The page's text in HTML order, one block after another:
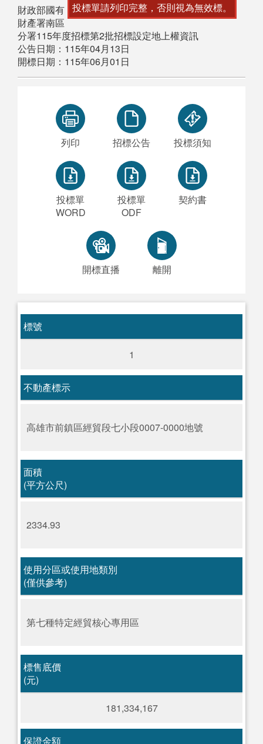
投標單請列印完整，否則視為無效標。
財政部國有
財產署南區
分署115年度招標第2批招標設定地上權資訊
公告日期：115年04月13日
開標日期：115年06月01日
列印 招標公告 投標須知
投標單
WORD
投標單
ODF
契約書
開標直播 離開
標號
1
不動產標示
高雄市前鎮區經貿段七小段0007-0000地號
面積
(平方公尺)
2334.93
使用分區或使用地類別
(僅供參考)
第七種特定經貿核心專用區
標售底價
(元)
181,334,167
保證金額